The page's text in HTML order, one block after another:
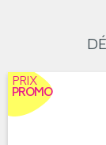
PRIX
PROMO